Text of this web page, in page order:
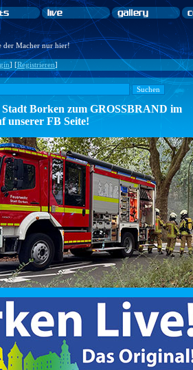
der Macher nur hier!
] [Registrieren]
Borken zum GROSSBRAND im
unserer FB Seite!